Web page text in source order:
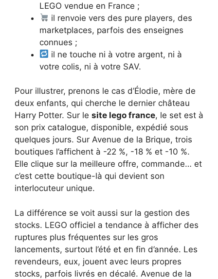
LEGO vendue en France ;
il renvoie vers des pure players, des
marketplaces, parfois des enseignes
connues ;
il ne touche ni à votre argent, ni à
votre colis, ni à votre SAV.
Pour illustrer, prenons le cas d’Élodie, mère de
deux enfants, qui cherche le dernier château
Harry Potter. Sur le site lego france, le set est à
son prix catalogue, disponible, expédié sous
quelques jours. Sur Avenue de la Brique, trois
boutiques l’affichent à -22 %, -18 % et -10 %.
Elle clique sur la meilleure offre, commande… et
c’est cette boutique-là qui devient son
interlocuteur unique.
La différence se voit aussi sur la gestion des
stocks. LEGO officiel a tendance à afficher des
ruptures plus fréquentes sur les gros
lancements, surtout l’été et en fin d’année. Les
revendeurs, eux, jouent avec leurs propres
stocks, parfois livrés en décalé. Avenue de la